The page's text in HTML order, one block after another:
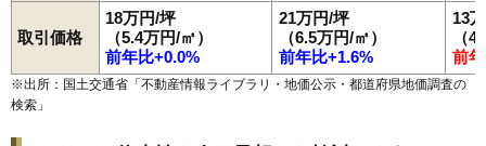
上大島町 719万円 0.6%
107 金古町 842万円 -0.4%
108 元島名町 8.2万円 774万円 -4.4%
109
取引価格
18万円/坪
（5.4万円/㎡）
前年比+0.0%
21万円/坪
（6.5万円/㎡）
前年比+1.6%
13
（
前
※出所：国土交通省「不動産情報ライブラリ・地価公示・都道府県地価調査の
検索 」